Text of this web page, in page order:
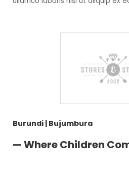
Burundi | Bujumbura
— Where Children